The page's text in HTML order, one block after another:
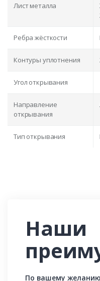
Лист металла
Ребра жёсткости
Контуры уплотнения
Угол открывания
Направление
открывания
Тип открывания
Наши
По вашему